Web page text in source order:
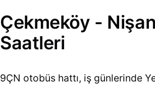
Çekmeköy -
Saatleri
9ÇN otobüs hattı, iş günlerinde